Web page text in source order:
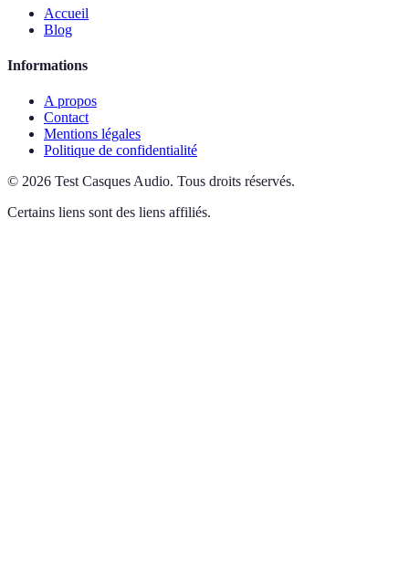
Accueil
Blog
Informations
A propos
Contact
Mentions légales
Politique de confidentialité
© 2026 Test Casques Audio. Tous droits réservés.
Certains liens sont des liens affiliés.